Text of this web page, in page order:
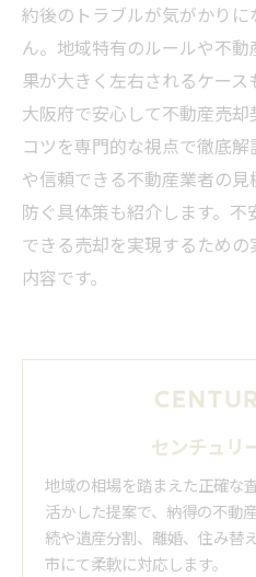
約後のトラブルが気がかり
ん。地域特有のルールや不
果が大きく左右されるケース
大阪府で安心して不動産売
コツを専門的な視点で徹底
や信頼できる不動産業者の
防ぐ具体策も紹介します。
できる売却を実現するため
内容です。
センチュリ
地域の相場を踏まえた正確な
活かした提案で、納得の不動
続や遺産分割、離婚、住み替
市にて柔軟に対応します。